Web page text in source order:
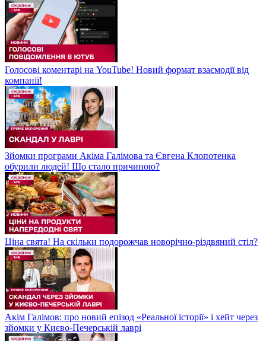
Голосові коментарі на YouTube! Новий формат взаємодії від
компанії!
Зйомки програми Акіма Галімова та Євгена Клопотенка
обурили людей! Що стало причиною?
Ціна свята! На скільки подорожчав новорічно-різдвяний стіл?
Акім Галімов: про новий епізод «Реальної історії» і хейт через
зйомки у Києво-Печерській лаврі